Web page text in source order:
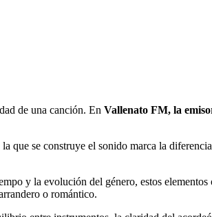
de una canción. En Vallenato FM, la
se construye el sonido marca la
y la evolución del género, estos
o romántico.